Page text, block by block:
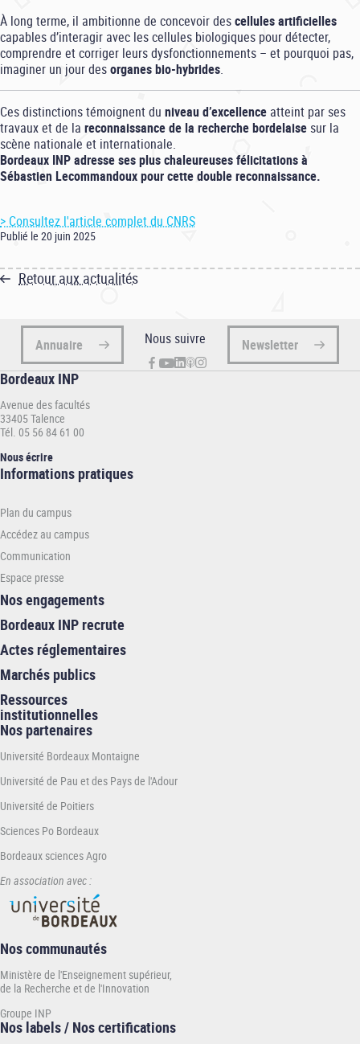
À long terme, il ambitionne de concevoir descellules artificielles
capables d’interagir avec les cellules biologiques pour détecter,
comprendre et corriger leurs dysfonctionnements – et pourquoi pas,
imaginer un jour desorganes bio-hybrides.
Ces distinctions témoignent du niveau d’excellence atteint par ses
travaux et de la reconnaissance de la recherche bordelaise sur la
scène nationale et internationale.
Bordeaux INP adresse ses plus chaleureuses félicitations à
Sébastien Lecommandoux pour cette double reconnaissance.
> Consultez l'article complet du CNRS
Publié le 20 juin 2025
Retour aux actualités
Annuaire Nous suivre Newsletter
Bordeaux INP
Avenue des facultés
33405 Talence
Tél. 05 56 84 61 00
Nous écrire
Informations
INP
Informations pratiques
Plan du campus
Accédez au campus
Communication
Espace presse
Nos engagements
Bordeaux INP recrute
Actes réglementaires
Marchés publics
Ressources
institutionnelles
Nos partenaires
Université Bordeaux Montaigne
Université de Pau et des Pays de l'Adour
Université de Poitiers
Sciences Po Bordeaux
Bordeaux sciences Agro
En association avec :
Nos communautés
Ministère de l'Enseignement supérieur,
de la Recherche et de l'Innovation
Groupe INP
Nos labels / Nos certifications